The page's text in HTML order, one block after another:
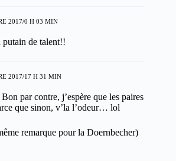
2017/0 H 03 MIN
putain de talent!!
2017/17 H 31 MIN
par contre, j’espère que les paires
que sinon, v’la l’odeur… lol
remarque pour la Doernbecher)